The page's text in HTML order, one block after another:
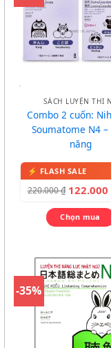
SÁCH LUYỆN THI
Combo 2 cuốn:
Soumatome N4 –
năng
220.000₫ 122.000
Chọn mua
-35%